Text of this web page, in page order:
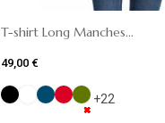
T-shirt Long Manches...
49,00 €
✖
✖
✖
✖
✖
✖
✖
✖
✖
✖
+22